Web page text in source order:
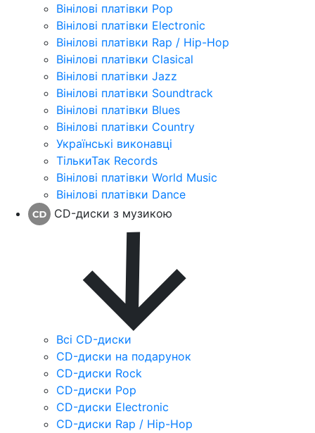
Вінілові платівки Pop
Вінілові платівки Electronic
Вінілові платівки Rap / Hip-Hop
Вінілові платівки Clasical
Вінілові платівки Jazz
Вінілові платівки Soundtrack
Вінілові платівки Blues
Вінілові платівки Country
Українські виконавці
ТількиТак Records
Вінілові платівки World Music
Вінілові платівки Dance
CD-диски з музикою
Всі CD-диски
CD-диски на подарунок
CD-диски Rock
CD-диски Pop
CD-диски Electronic
CD-диски Rap / Hip-Hop